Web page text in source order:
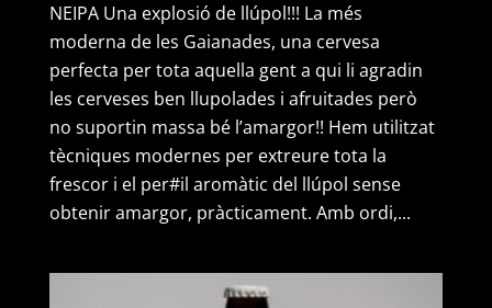
NEIPA Una explosió de llúpol!!! La més
moderna de les Gaianades, una cervesa
perfecta per tota aquella gent a qui li agradin
les cerveses ben llupolades i afruitades però
no suportin massa bé l’amargor!! Hem utilitzat
tècniques modernes per extreure tota la
frescor i el per#il aromàtic del llúpol sense
obtenir amargor, pràcticament. Amb ordi,...